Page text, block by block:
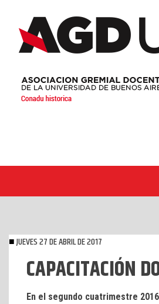
content
JUEVES 27 DE ABRIL DE 2017
CAPACITACIÓN
En el segundo cuatrimestre